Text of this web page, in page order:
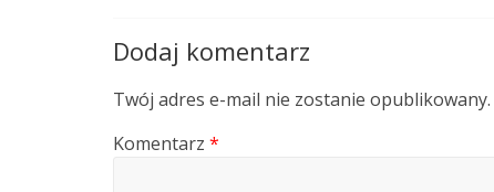
Dodaj komentarz
Twój adres e-mail nie zostanie opublikowany.
Komentarz *